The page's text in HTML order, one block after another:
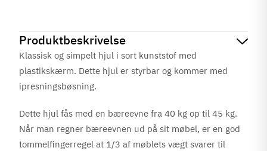
Produktbeskrivelse
Klassisk og simpelt hjul i sort kunststof med
plastikskærm. Dette hjul er styrbar og kommer med
ipresningsbøsning.
Dette hjul fås med en bæreevne fra 40 kg op til 45 kg.
Når man regner bæreevnen ud på sit møbel, er en god
tommelfingerregel at 1/3 af møblets vægt svarer til